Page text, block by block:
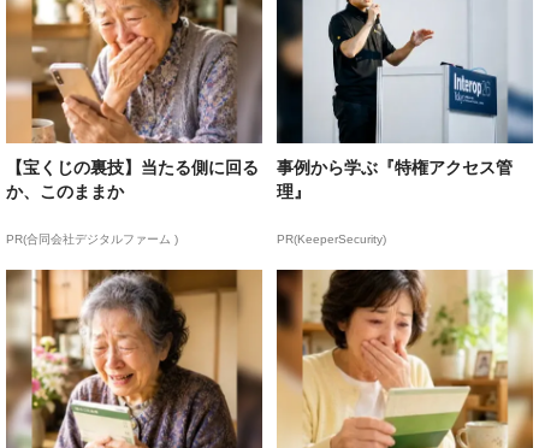
【宝くじの裏技】当たる側に回る
か、このままか
PR(合同会社デジタルファーム )
事例から学ぶ『特権アクセス管
理』
PR(KeeperSecurity)